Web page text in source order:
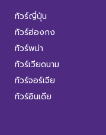
ทัวร์ญี่ปุ่น
ทัวร์ฮ่องกง
ทัวร์พม่า
ทัวร์เวียดนาม
ทัวร์จอร์เจีย
ทัวร์อินเดีย